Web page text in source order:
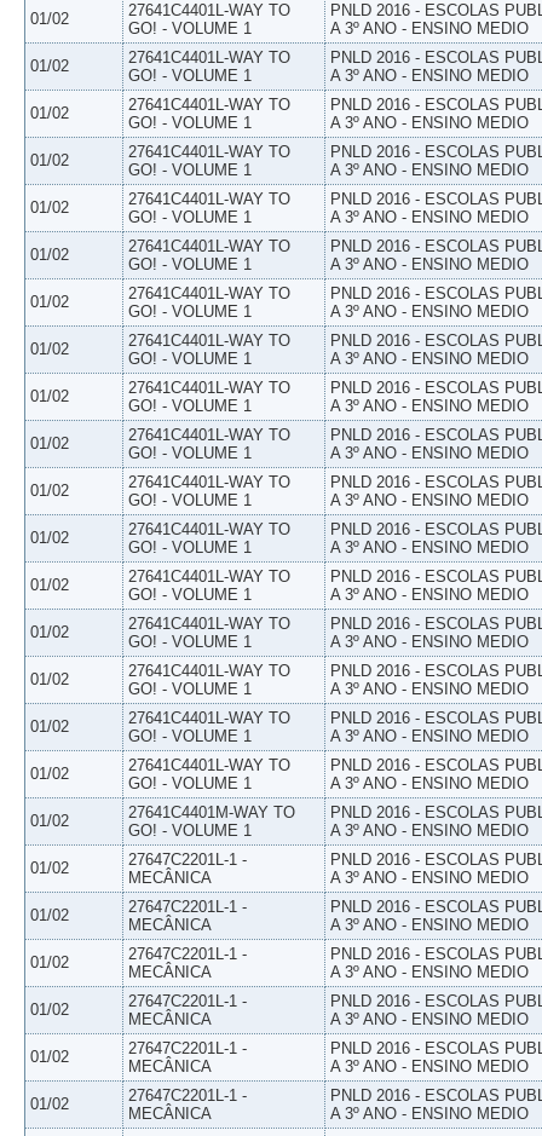
01/02
27641C4401L-WAY TO
GO! - VOLUME 1
PNLD 2016 - ESCOLAS
A 3º ANO - ENSINO MEDIO
01/02
27641C4401L-WAY TO
GO! - VOLUME 1
PNLD 2016 - ESCOLAS
A 3º ANO - ENSINO MEDIO
01/02
27641C4401L-WAY TO
GO! - VOLUME 1
PNLD 2016 - ESCOLAS
A 3º ANO - ENSINO MEDIO
01/02
27641C4401L-WAY TO
GO! - VOLUME 1
PNLD 2016 - ESCOLAS
A 3º ANO - ENSINO MEDIO
01/02
27641C4401L-WAY TO
GO! - VOLUME 1
PNLD 2016 - ESCOLAS
A 3º ANO - ENSINO MEDIO
01/02
27641C4401L-WAY TO
GO! - VOLUME 1
PNLD 2016 - ESCOLAS
A 3º ANO - ENSINO MEDIO
01/02
27641C4401L-WAY TO
GO! - VOLUME 1
PNLD 2016 - ESCOLAS
A 3º ANO - ENSINO MEDIO
01/02
27641C4401L-WAY TO
GO! - VOLUME 1
PNLD 2016 - ESCOLAS
A 3º ANO - ENSINO MEDIO
01/02
27641C4401L-WAY TO
GO! - VOLUME 1
PNLD 2016 - ESCOLAS
A 3º ANO - ENSINO MEDIO
01/02
27641C4401L-WAY TO
GO! - VOLUME 1
PNLD 2016 - ESCOLAS
A 3º ANO - ENSINO MEDIO
01/02
27641C4401L-WAY TO
GO! - VOLUME 1
PNLD 2016 - ESCOLAS
A 3º ANO - ENSINO MEDIO
01/02
27641C4401L-WAY TO
GO! - VOLUME 1
PNLD 2016 - ESCOLAS
A 3º ANO - ENSINO MEDIO
01/02
27641C4401L-WAY TO
GO! - VOLUME 1
PNLD 2016 - ESCOLAS
A 3º ANO - ENSINO MEDIO
01/02
27641C4401L-WAY TO
GO! - VOLUME 1
PNLD 2016 - ESCOLAS
A 3º ANO - ENSINO MEDIO
01/02
27641C4401L-WAY TO
GO! - VOLUME 1
PNLD 2016 - ESCOLAS
A 3º ANO - ENSINO MEDIO
01/02
27641C4401L-WAY TO
GO! - VOLUME 1
PNLD 2016 - ESCOLAS
A 3º ANO - ENSINO MEDIO
01/02
27641C4401L-WAY TO
GO! - VOLUME 1
PNLD 2016 - ESCOLAS
A 3º ANO - ENSINO MEDIO
01/02
27641C4401M-WAY TO
GO! - VOLUME 1
PNLD 2016 - ESCOLAS
A 3º ANO - ENSINO MEDIO
01/02
27647C2201L-1 -
MECÂNICA
PNLD 2016 - ESCOLAS
A 3º ANO - ENSINO MEDIO
01/02
27647C2201L-1 -
MECÂNICA
PNLD 2016 - ESCOLAS
A 3º ANO - ENSINO MEDIO
01/02
27647C2201L-1 -
MECÂNICA
PNLD 2016 - ESCOLAS
A 3º ANO - ENSINO MEDIO
01/02
27647C2201L-1 -
MECÂNICA
PNLD 2016 - ESCOLAS
A 3º ANO - ENSINO MEDIO
01/02
27647C2201L-1 -
MECÂNICA
PNLD 2016 - ESCOLAS
A 3º ANO - ENSINO MEDIO
01/02
27647C2201L-1 -
MECÂNICA
PNLD 2016 - ESCOLAS
A 3º ANO - ENSINO MEDIO